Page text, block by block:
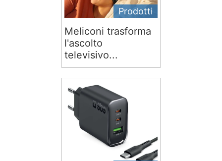
Prodotti
Meliconi trasforma
l'ascolto
televisivo...